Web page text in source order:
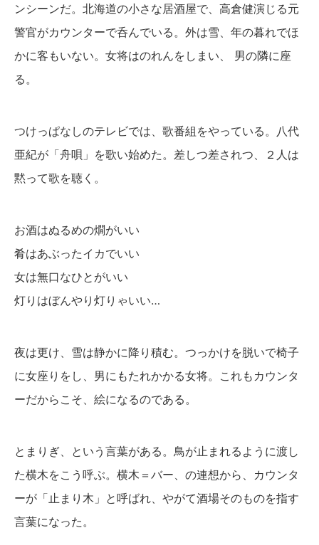
ンシーンだ。北海道の小さな居酒屋で、高倉健演じる元
警官がカウンターで呑んでいる。外は雪、年の暮れでほ
かに客もいない。女将はのれんをしまい、 男の隣に座
る。
つけっぱなしのテレビでは、歌番組をやっている。八代
亜紀が「舟唄」を歌い始めた。差しつ差されつ、２人は
黙って歌を聴く。
お酒はぬるめの燗がいい
肴はあぶったイカでいい
女は無口なひとがいい
灯りはぼんやり灯りゃいい…
夜は更け、雪は静かに降り積む。つっかけを脱いで椅子
に女座りをし、男にもたれかかる女将。これもカウンタ
ーだからこそ、絵になるのである。
とまりぎ、という言葉がある。鳥が止まれるように渡し
た横木をこう呼ぶ。横木＝バー、の連想から、カウンタ
ーが「止まり木」と呼ばれ、やがて酒場そのものを指す
言葉になった。